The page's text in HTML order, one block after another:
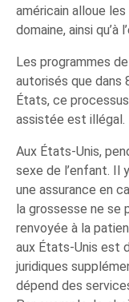
américain alloue
domaine, ainsi qu’à
Les programmes
autorisés que dans
États, ce
assistée est illégal.
Aux États-Unis,
sexe de l’enfant. Il
une assurance en
la grossesse ne se
renvoyée à la
aux États-Unis est
juridiques
dépend des